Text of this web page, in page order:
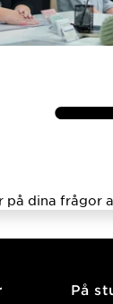
på dina frågor
På